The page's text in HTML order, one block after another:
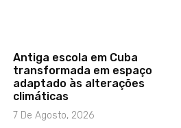
Antiga escola em Cuba
transformada em espaço
adaptado às alterações
climáticas
7 De Agosto, 2026